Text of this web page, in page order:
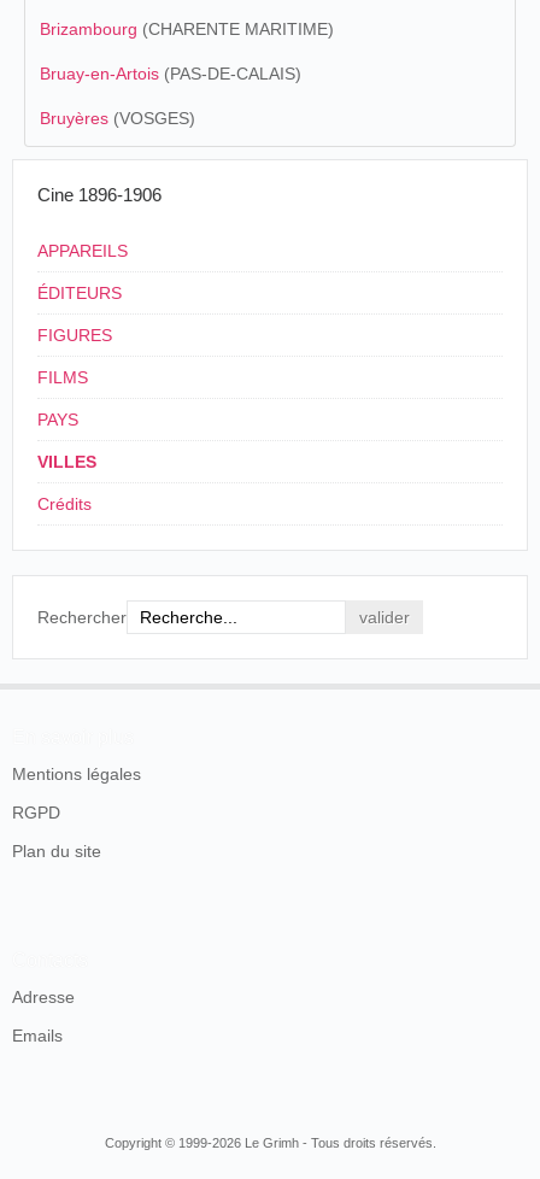
Brizambourg (CHARENTE MARITIME)
Bruay-en-Artois (PAS-DE-CALAIS)
Bruyères (VOSGES)
Cine 1896-1906
APPAREILS
ÉDITEURS
FIGURES
FILMS
PAYS
VILLES
Crédits
Rechercher
Mentions légales
RGPD
Plan du site
Adresse
Emails
Copyright © 1999-2026 Le Grimh - Tous droits réservés.